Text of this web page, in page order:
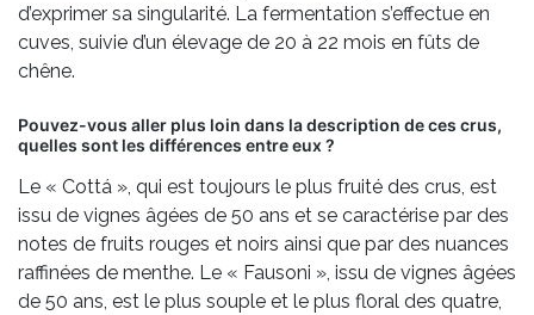
d’exprimer sa singularité. La fermentation s’effectue en
cuves, suivie d’un élevage de 20 à 22 mois en fûts de
chêne.
Pouvez-vous aller plus loin dans la description de ces crus,
quelles sont les différences entre eux ?
Le « Cottá », qui est toujours le plus fruité des crus, est
issu de vignes âgées de 50 ans et se caractérise par des
notes de fruits rouges et noirs ainsi que par des nuances
raffinées de menthe. Le « Fausoni », issu de vignes âgées
de 50 ans, est le plus souple et le plus floral des quatre,